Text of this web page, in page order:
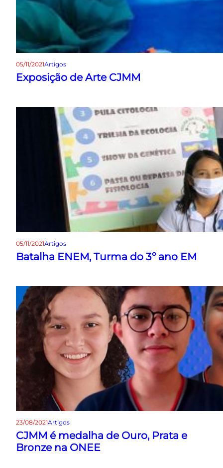
05/11/2021Artigos
Exposição de Arte CJMM
05/11/2021Artigos
Batalha ENEM, Turma do 3º ano EM
23/08/2021Artigos
CJMM é medalha de Ouro, Prata e
Bronze na ONEE